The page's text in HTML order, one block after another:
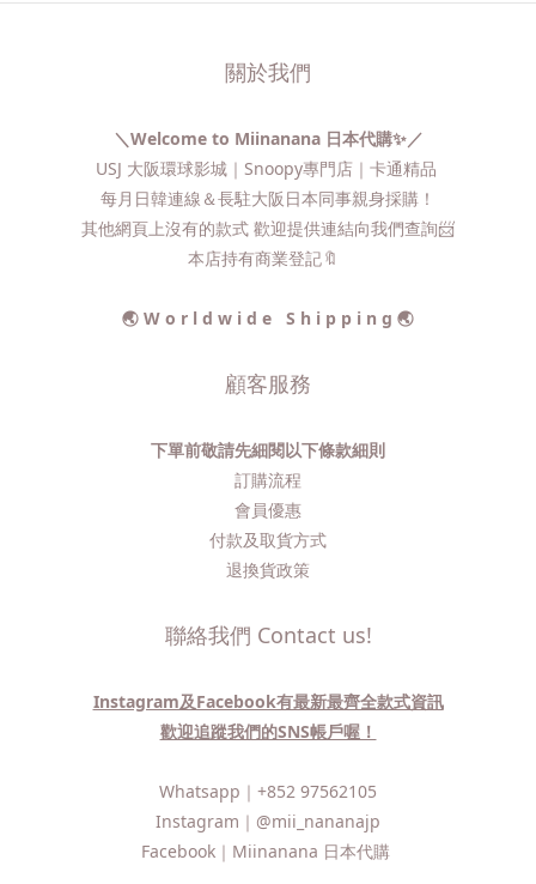
關於我們
＼Welcome to Miinanana 日本代購✨／
USJ 大阪環球影城｜Snoopy專門店｜卡通精品
每月日韓連線＆長駐大阪日本同事親身採購！
其他網頁上沒有的款式 歡迎提供連結向我們查詢📨​
本店持有商業登記🔖
🌏 W o r l d w i d e S h i p p i n g 🌏
顧客服務
下單前敬請先細閱以下條款細則
訂購流程​
會員優惠
付款及取貨方式
退換貨政策
聯絡我們 Contact us!
Instagram及Facebook有最新最齊全款式資訊
歡迎追蹤我們的SNS帳戶喔！
Whatsapp｜ +852 97562105
Instagram｜ @mii_nananajp
Facebook｜ Miinanana 日本代購